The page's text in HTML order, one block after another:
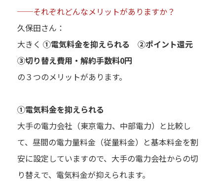
──それぞれどんなメリットがありますか？
久保田さん：
大きく ①電気料金を抑えられる ②ポイント還元
③切り替え費用・解約手数料0円
の３つのメリットがあります。
①電気料金を抑えられる
大手の電力会社（東京電力、中部電力）と比較し
て、昼間の電力量料金（従量料金）と基本料金を割
安に設定していますので、大手の電力会社からの切
り替えで、電気料金が抑えられます。